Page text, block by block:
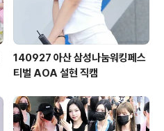
140927 아산 삼성나눔워킹페스
티벌 AOA 설현 직캠